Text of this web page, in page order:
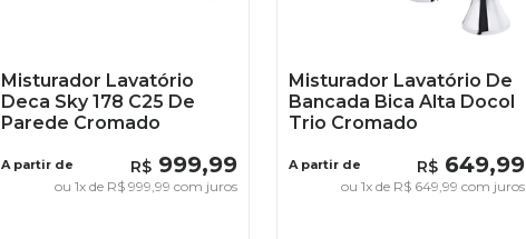
Misturador Lavatório
Deca Sky 178 C25 De
Parede Cromado
A partir de R$ 999,99
ou1x de R$ 999 ,99 com juros
Misturador Lavatório De
Bancada Bica Alta Docol
Trio Cromado
A partir de R$ 649,99
ou 1x de R$ 649 99 com juros